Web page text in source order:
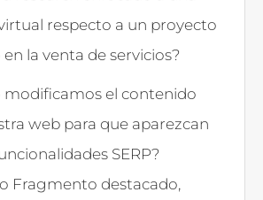
respecto a un proyecto
en la venta de servicios?
modificamos el contenido
web para que aparezcan
SERP?
Fragmento destacado,